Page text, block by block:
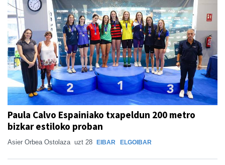
Paula Calvo Espainiako txapeldun 200 metro
bizkar estiloko proban
Asier Orbea Ostolaza uzt 28 EIBAR ELGOIBAR